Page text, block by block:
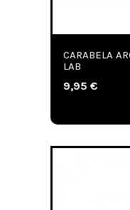
CARABELA
LAB
9,95 €